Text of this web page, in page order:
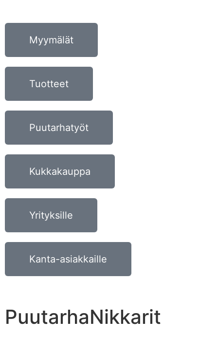
Myymälät
Tuotteet
Puutarhatyöt
Kukkakauppa
Yrityksille
Kanta-asiakkaille
PuutarhaNikkarit